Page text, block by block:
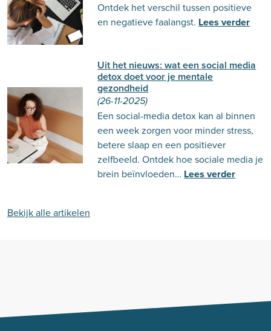
Ontdek het verschil tussen positieve
en negatieve faalangst. Lees verder
Uit het nieuws: wat een social media
detox doet voor je mentale
gezondheid
(26-11-2025)
Een social-media detox kan al binnen
een week zorgen voor minder stress,
betere slaap en een positiever
zelfbeeld. Ontdek hoe sociale media je
brein beïnvloeden… Lees verder
Bekijk alle artikelen